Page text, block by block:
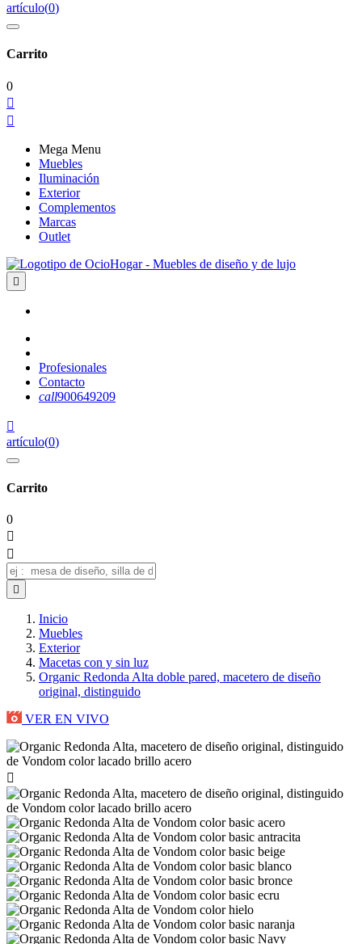
artículo(0)
Carrito
0


Mega Menu
Muebles
Iluminación
Exterior
Complementos
Marcas
Outlet

Profesionales
Contacto
call900649209

artículo(0)
Carrito
0



Inicio
Muebles
Exterior
Macetas con y sin luz
Organic Redonda Alta doble pared, macetero de diseño
original, distinguido
VER EN VIVO
